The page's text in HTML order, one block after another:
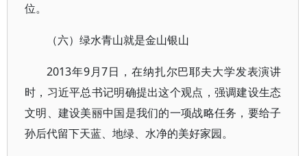
位。
（六）绿水青山就是金山银山
2013年9月7日，在纳扎尔巴耶夫大学发表演讲
时，习近平总书记明确提出这个观点，强调建设生态
文明、建设美丽中国是我们的一项战略任务，要给子
孙后代留下天蓝、地绿、水净的美好家园。